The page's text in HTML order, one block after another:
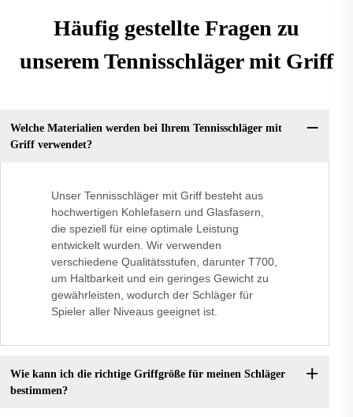
Häufig gestellte Fragen zu
unserem Tennisschläger mit Griff
Welche Materialien werden bei Ihrem Tennisschläger mit
Griff verwendet?
Unser Tennisschläger mit Griff besteht aus
hochwertigen Kohlefasern und Glasfasern,
die speziell für eine optimale Leistung
entwickelt wurden. Wir verwenden
verschiedene Qualitätsstufen, darunter T700,
um Haltbarkeit und ein geringes Gewicht zu
gewährleisten, wodurch der Schläger für
Spieler aller Niveaus geeignet ist.
Wie kann ich die richtige Griffgröße für meinen Schläger
bestimmen?